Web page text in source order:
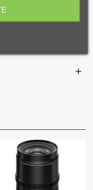
cet objectif peut
la part de la marque.